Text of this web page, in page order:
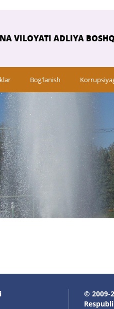
VILOYATI ADLIYA
Bog'lanish
© 2009-